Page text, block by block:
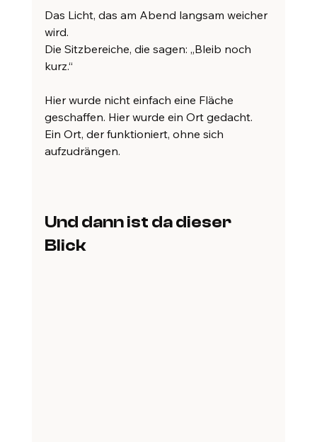
Das Licht, das am Abend langsam weicher
wird.
Die Sitzbereiche, die sagen: „Bleib noch
kurz.“
Hier wurde nicht einfach eine Fläche
geschaffen. Hier wurde ein Ort gedacht.
Ein Ort, der funktioniert, ohne sich
aufzudrängen.
Und dann ist da dieser
Blick